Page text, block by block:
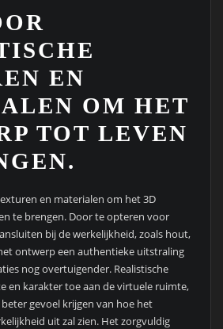
EN
OM HET
TOT LEVEN
en materialen om het 3D
te brengen. Door te opteren voor
bij de werkelijkheid, zoals hout,
ontwerp een authentieke uitstraling
nog overtuigender. Realistische
en karakter toe aan de virtuele ruimte,
gevoel krijgen van hoe het
uit zal zien. Het zorgvuldig